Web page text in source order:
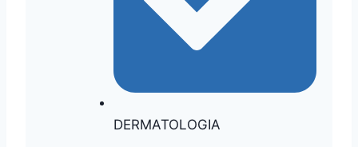
DERMATOLOGIA